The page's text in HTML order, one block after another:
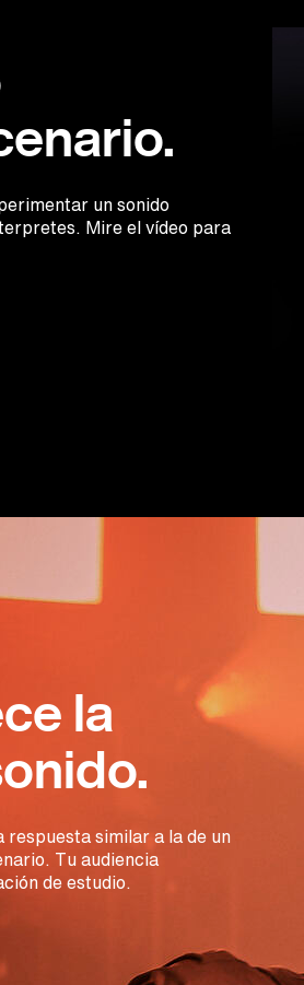
un sonido
Mire el vídeo para
la
respuesta similar a la de un
Tu audiencia
de estudio.